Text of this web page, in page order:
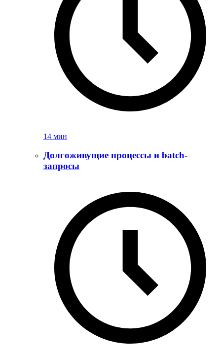
14 мин
Долгоживущие процессы и batch-
запросы